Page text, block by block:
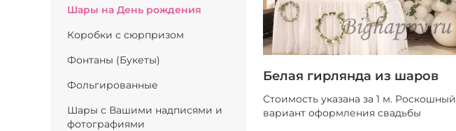
Шары на День рождения
Коробки с сюрпризом
Фонтаны (Букеты)
Фольгированные
Шары с Вашими надписями и
фотографиями
Белая гирлянда из шаров
Стоимость указана за 1 м. Роскошный
вариант оформления свадьбы